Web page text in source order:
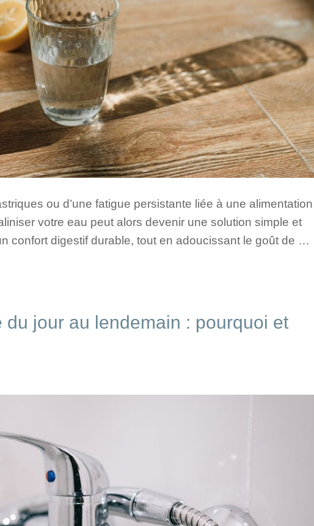
ou d’une fatigue persistante liée à une alimentation
votre eau peut alors devenir une solution simple et
confort digestif durable, tout en adoucissant le goût de …
du jour au lendemain : pourquoi et